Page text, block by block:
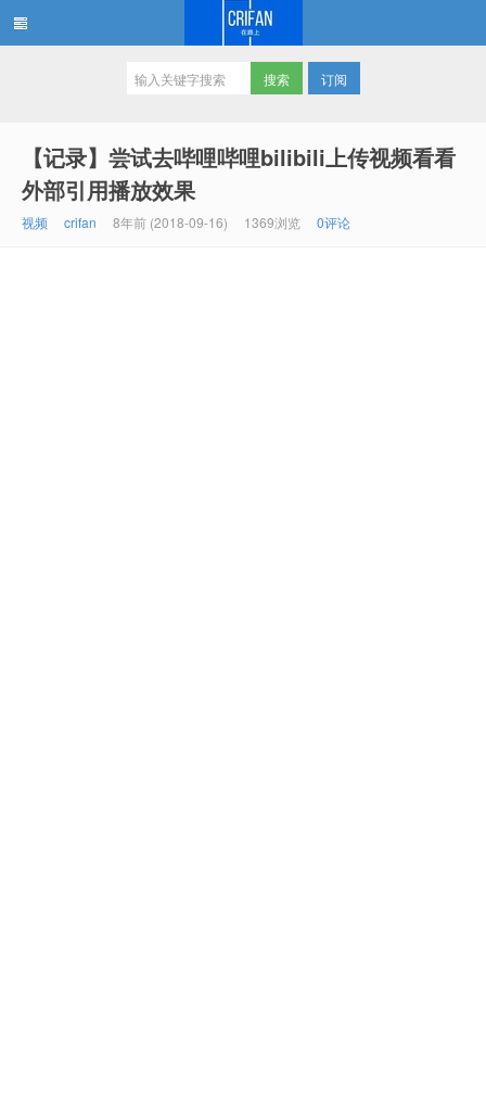
订阅
【记录】尝试去哔哩哔哩bilibili上传视频看看
外部引用播放效果
视频 crifan 8年前 (2018-09-16) 1369浏览 0评论